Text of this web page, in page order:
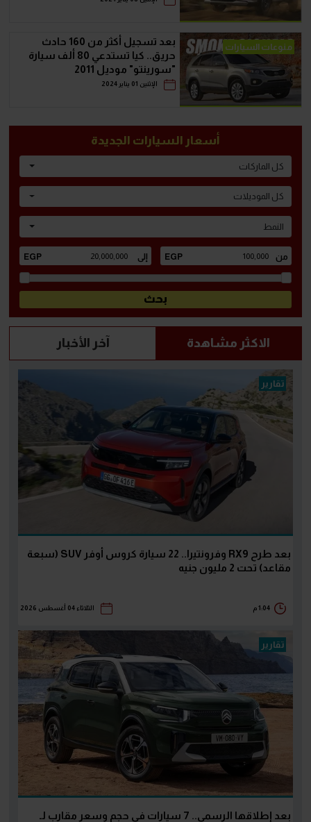
منوعات السيارات
بعد تسجيل أكثر من 160 حادث
حريق.. كيا تستدعي 80 ألف سيارة
"سورينتو" موديل 2011
الإثنين 01 يناير 2024
أسعار السيارات الجديدة
كل الماركات
كل الموديلات
النمط
الاكثر مشاهدة آخر الأخبار
تقارير
بعد طرح RX9 وفرونتيرا.. 22 سيارة كروس أوفر SUV (سبعة
مقاعد) تحت 2 مليون جنيه
1:04 م الثلاثاء 04 أغسطس 2026
تقارير
بعد إطلاقها الرسمي.. 7 سيارات في حجم وسعر مقارب لـ